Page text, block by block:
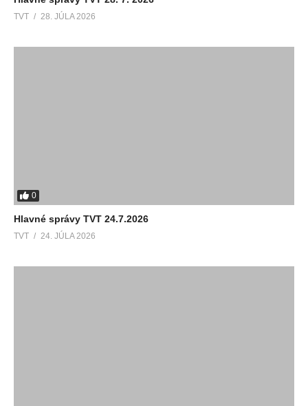
TVT 28. JÚLA 2026
0
Hlavné správy TVT 24.7.2026
TVT 24. JÚLA 2026